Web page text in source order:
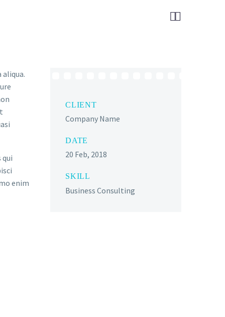

enim
CLIENT
Company Name
DATE
20 Feb, 2018
SKILL
Business Consulting